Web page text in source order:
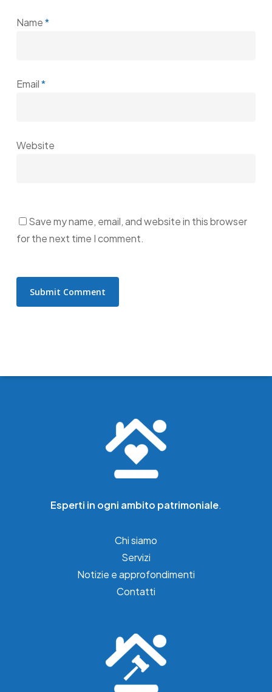
Name*
Email*
Website
Save my name, email, and website in this browser
for the next time I comment.
Esperti in ogni ambito patrimoniale.
Chi siamo
Servizi
Notizie e approfondimenti
Contatti